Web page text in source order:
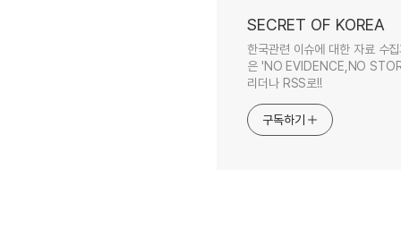
SECRET OF KOREA
한국관련 이슈에 대한 자료 수
은 'NO EVIDENCE,NO
리더나 RSS로!!
구독하기